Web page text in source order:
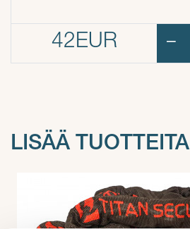
42EUR
LISÄÄ TUOTTEITA